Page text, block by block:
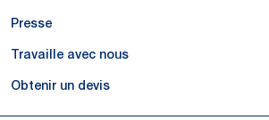
Presse
Travaille avec nous
Obtenir un devis